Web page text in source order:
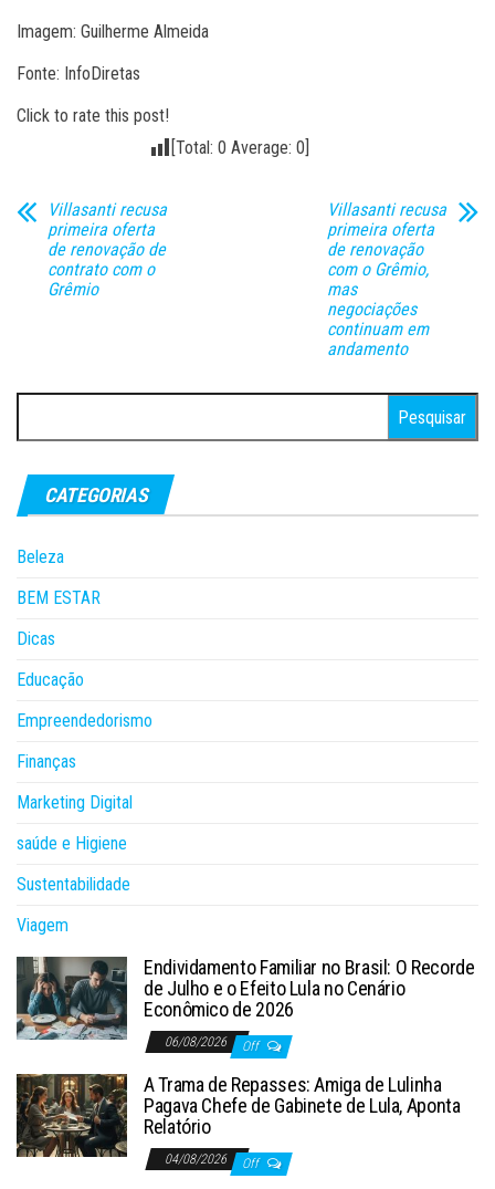
Imagem: Guilherme Almeida
Fonte: InfoDiretas
Click to rate this post!
[Total: 0 Average: 0]
Villasanti recusa
primeira oferta
de renovação de
contrato com o
Grêmio
Villasanti recusa
primeira oferta
de renovação
com o Grêmio,
mas
negociações
continuam em
andamento
por:
CATEGORIAS
Beleza
BEM ESTAR
Dicas
Educação
Empreendedorismo
Finanças
Marketing Digital
saúde e Higiene
Sustentabilidade
Viagem
Endividamento Familiar no Brasil: O Recorde
de Julho e o Efeito Lula no Cenário
Econômico de 2026
06/08/2026 Off
A Trama de Repasses: Amiga de Lulinha
Pagava Chefe de Gabinete de Lula, Aponta
Relatório
04/08/2026 Off